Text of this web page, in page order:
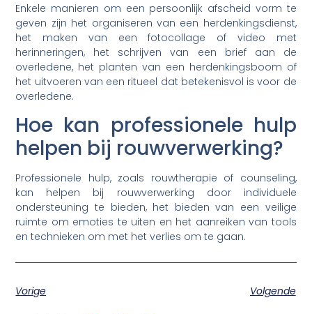
Enkele manieren om een persoonlijk afscheid vorm te
geven zijn het organiseren van een herdenkingsdienst,
het maken van een fotocollage of video met
herinneringen, het schrijven van een brief aan de
overledene, het planten van een herdenkingsboom of
het uitvoeren van een ritueel dat betekenisvol is voor de
overledene.
Hoe kan professionele hulp
helpen bij rouwverwerking?
Professionele hulp, zoals rouwtherapie of counseling,
kan helpen bij rouwverwerking door individuele
ondersteuning te bieden, het bieden van een veilige
ruimte om emoties te uiten en het aanreiken van tools
en technieken om met het verlies om te gaan.
Vorige Volgende